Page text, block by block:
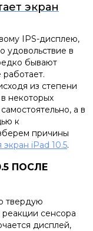
экран
IPS-дисплею,
удовольствие в
бывают
работает.
из степени
некоторых
а в
к
причины
экран iPad 10.5.
ПОСЛЕ
твердую
реакции сенсора
дисплей,